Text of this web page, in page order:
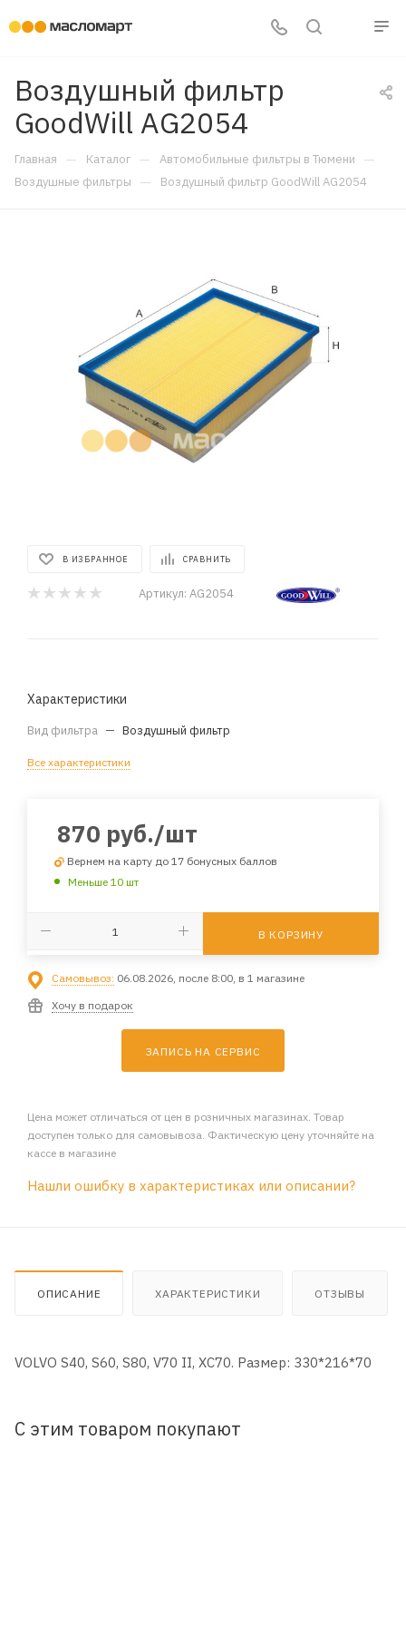
Воздушный фильтр
GoodWill AG2054
Главная — Каталог — Автомобильные фильтры в Тюмени —
Воздушные фильтры — Воздушный фильтр GoodWill AG2054
В ИЗБРАННОЕ СРАВНИТЬ
Артикул: AG2054
Характеристики
Вид фильтра — Воздушный фильтр
Все характеристики
870 руб./шт
Вернем на карту до 17 бонусных баллов
Меньше 10 шт
В КОРЗИНУ
Самовывоз: 06.08.2026, после 8:00, в 1 магазине
Хочу в подарок
ЗАПИСЬ НА СЕРВИС
Цена может отличаться от цен в розничных магазинах. Товар
доступен только для самовывоза. Фактическую цену уточняйте на
кассе в магазине
Нашли ошибку в характеристиках или описании?
ОПИСАНИЕ ХАРАКТЕРИСТИКИ ОТЗЫВЫ
VOLVO S40, S60, S80, V70 II, XC70. Размер: 330*216*70
С этим товаром покупают